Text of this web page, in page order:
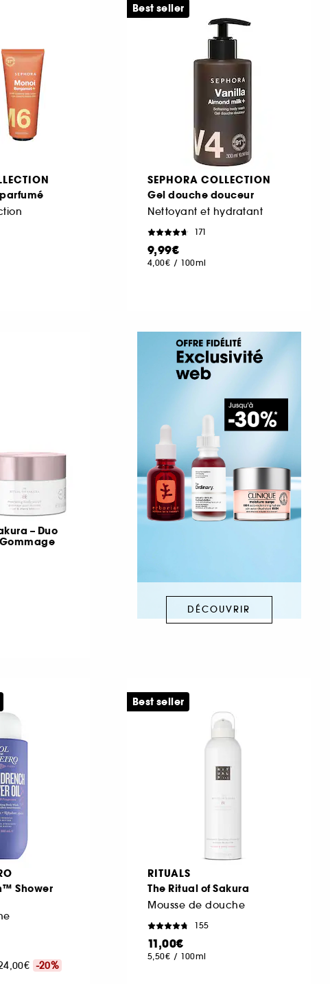
SEPHORA COLLECTION
Gel douche douceur
Nettoyant et hydratant
171
9,99€
4,00€ / 100ml
Best seller
– Duo
DÉCOUVRIR
Shower
-20%
RITUALS
The Ritual of Sakura
Mousse de douche
155
11,00€
5,50€ / 100ml
Best seller